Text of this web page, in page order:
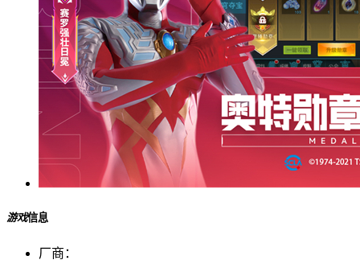
游戏信息
厂商：